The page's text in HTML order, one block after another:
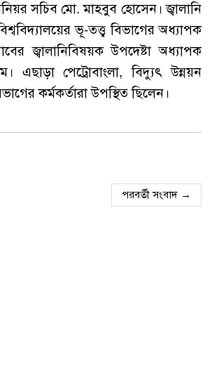
সচিব মো. মাহবুব হোসেন। জ্বালানি
ভূ-তত্ত্ব বিভাগের অধ্যাপক
জ্বালানিবিষয়ক উপদেষ্টা অধ্যাপক
পেট্রোবাংলা, বিদ্যুৎ উন্নয়ন
কর্মকর্তারা উপস্থিত ছিলেন।
পরবর্তী সংবাদ →